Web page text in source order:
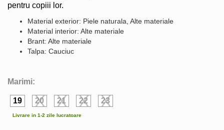
pentru copiii lor.
Material exterior: Piele naturala, Alte materiale
Material interior: Alte materiale
Brant: Alte materiale
Talpa: Cauciuc
Marimi:
19 20 21 22 23
Livrare in 1-2 zile lucratoare